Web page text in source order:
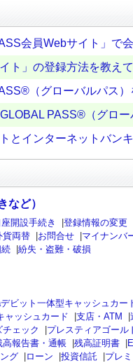
会員Webサイト」
ト」の登録方法を教え
（グローバルパス
PASS®（グロ
とインターネットバン
など）
座開設手続き |登録情報の変更
貨両替 |お問合せ |マイナンバ
|紛失・盗難・破損
ビット一体型キャッシュカー
ャッシュカード |支店・ATM |
ェック |プレスティアゴール
報告書・通帳 |残高証明書 |
グ |ローン |投資信託 |プレ